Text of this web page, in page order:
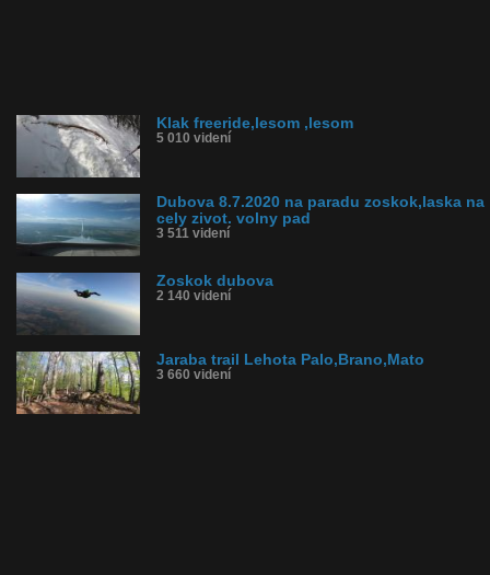
Klak freeride,lesom ,lesom
5 010 videní
Dubova 8.7.2020 na paradu zoskok,laska na
cely zivot. volny pad
3 511 videní
Zoskok dubova
2 140 videní
Jaraba trail Lehota Palo,Brano,Mato
3 660 videní